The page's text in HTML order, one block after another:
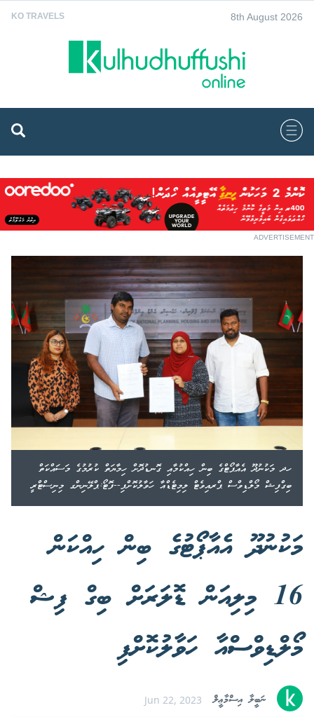
KO TRAVELS 8th August 2026
ADVERTISEMENT
ހދ މަކުނުދޫ އެއާޕޯޓްގެ ބިން ހިއްކުމާއި ގޮނޑުދޮށް ހިމާޔަތް ކުރުމުގެ މަސައްކަތް
ބިގްފިޝް މޯލްޑިވްސް ޕްރއިވެޓް ލިމިޓެޑްއާ ހަވާލުކޮށްފި--ފޮޓޯ:ޕްލޭނިންގ މިނިސްޓްރީ
މަކުނުދޫ އެއާޕޯޓުގެ ބިން ހިއްކަން
16 މިލިއަން ޑޮލަރަށް ބިގް ފިޝް
މޯލްޑިވްސްއާ ހަވާލުކޮށްފި
ނަބީލާ އިސްމާޢީލް Jun 22, 2023